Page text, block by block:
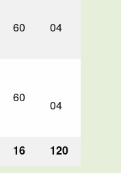
60 04
60
04
16 120